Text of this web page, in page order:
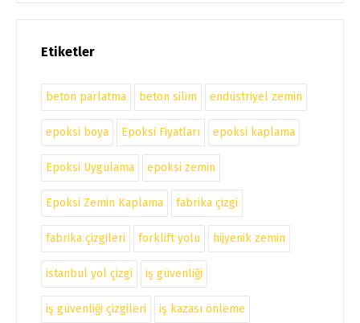
Etiketler
beton parlatma beton silim endüstriyel zemin
epoksi boya Epoksi Fiyatları epoksi kaplama
Epoksi Uygulama epoksi zemin
Epoksi Zemin Kaplama fabrika çizgi
fabrika çizgileri forklift yolu hijyenik zemin
istanbul yol çizgi iş güvenliği
iş güvenliği çizgileri iş kazası önleme